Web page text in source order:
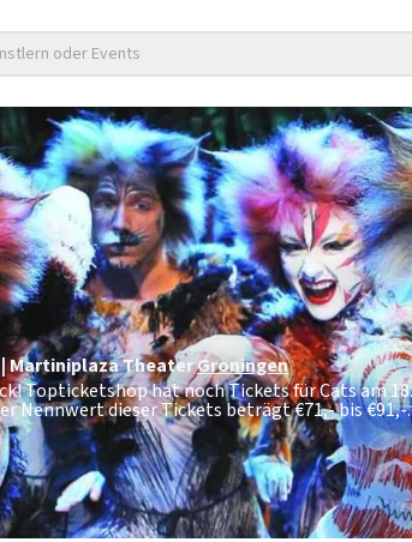
oder Events
|Martiniplaza TheaterGroningen
Topticketshop hat noch Tickets für Cats am
Nennwert dieser Tickets beträgt€71,- bis €91,-